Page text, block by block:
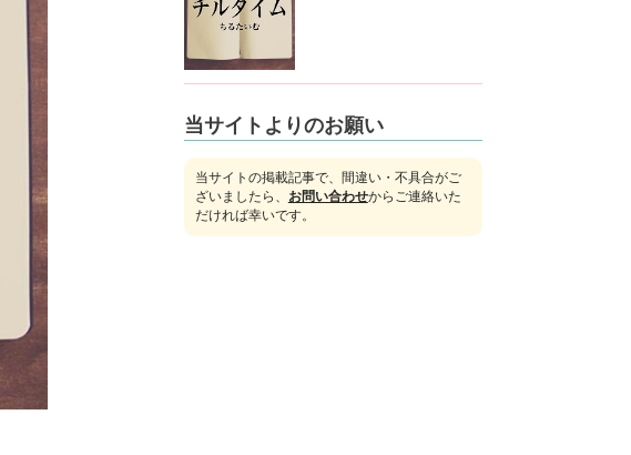
当サイトよりのお願い
当サイトの掲載記事で、間違い・不具合がご
ざいましたら、 お問い合わせからご連絡いた
だければ幸いです。